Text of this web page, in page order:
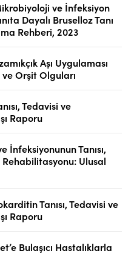
ve İnfeksiyon
Dayalı Bruselloz Tanı
Rehberi, 2023
Aşı Uygulaması
Orşit Olguları
Tedavisi ve
Raporu
İnfeksiyonunun Tanısı,
Ulusal
Tanısı, Tedavisi ve
Raporu
Bulaşıcı Hastalıklarla